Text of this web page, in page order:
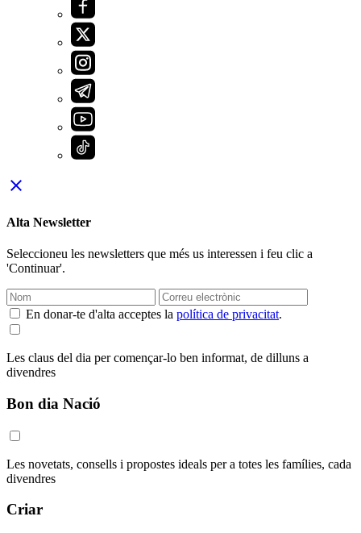
close
Alta Newsletter
Seleccioneu les newsletters que més us interessen i feu clic a
'Continuar'.
En donar-te d'alta acceptes la política de privacitat.
Les claus del dia per començar-lo ben informat, de dilluns a
divendres
Bon dia Nació
Les novetats, consells i propostes ideals per a totes les famílies, cada
divendres
Criar